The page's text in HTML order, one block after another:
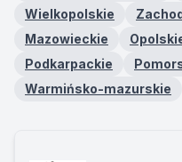
Wielkopolskie
Mazowieckie
Podkarpackie
Warmińsko-mazurskie